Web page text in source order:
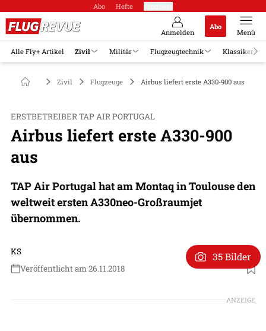
Abo Hefte
Anmelden
Abo
Menü
Alle Fly+ Artikel Zivil Militär Flugzeugtechnik Klassiker
Zivil Flugzeuge Airbus liefert erste A330-900 aus
ERSTBETREIBER TAP AIR PORTUGAL
Airbus liefert erste A330-900
aus
TAP Air Portugal hat am Montaq in Toulouse den
weltweit ersten A330neo-Großraumjet
übernommen.
KS
Veröffentlicht am 26.11.2018
35 Bilder
ANZEIGE